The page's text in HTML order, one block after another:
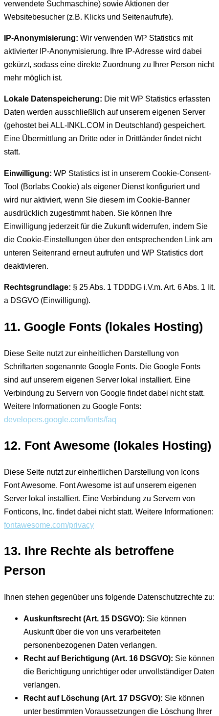
verwendete Suchmaschine) sowie Aktionen der
Websitebesucher (z.B. Klicks und Seitenaufrufe).
IP-Anonymisierung: Wir verwenden WP Statistics mit
aktivierter IP-Anonymisierung. Ihre IP-Adresse wird dabei
gekürzt, sodass eine direkte Zuordnung zu Ihrer Person nicht
mehr möglich ist.
Lokale Datenspeicherung: Die mit WP Statistics erfassten
Daten werden ausschließlich auf unserem eigenen Server
(gehostet bei ALL-INKL.COM in Deutschland) gespeichert.
Eine Übermittlung an Dritte oder in Drittländer findet nicht
statt.
Einwilligung: WP Statistics ist in unserem Cookie-Consent-
Tool (Borlabs Cookie) als eigener Dienst konfiguriert und
wird nur aktiviert, wenn Sie diesem im Cookie-Banner
ausdrücklich zugestimmt haben. Sie können Ihre
Einwilligung jederzeit für die Zukunft widerrufen, indem Sie
die Cookie-Einstellungen über den entsprechenden Link am
unteren Seitenrand erneut aufrufen und WP Statistics dort
deaktivieren.
Rechtsgrundlage: § 25 Abs. 1 TDDDG i.V.m. Art. 6 Abs. 1 lit.
a DSGVO (Einwilligung).
11. Google Fonts (lokales Hosting)
Diese Seite nutzt zur einheitlichen Darstellung von
Schriftarten sogenannte Google Fonts. Die Google Fonts
sind auf unserem eigenen Server lokal installiert. Eine
Verbindung zu Servern von Google findet dabei nicht statt.
Weitere Informationen zu Google Fonts:
developers.google.com/fonts/faq
12. Font Awesome (lokales Hosting)
Diese Seite nutzt zur einheitlichen Darstellung von Icons
Font Awesome. Font Awesome ist auf unserem eigenen
Server lokal installiert. Eine Verbindung zu Servern von
Fonticons, Inc. findet dabei nicht statt. Weitere Informationen:
fontawesome.com/privacy
13. Ihre Rechte als betroffene
Person
Ihnen stehen gegenüber uns folgende Datenschutzrechte zu:
Auskunftsrecht (Art. 15 DSGVO): Sie können
Auskunft über die von uns verarbeiteten
personenbezogenen Daten verlangen.
Recht auf Berichtigung (Art. 16 DSGVO): Sie können
die Berichtigung unrichtiger oder unvollständiger Daten
verlangen.
Recht auf Löschung (Art. 17 DSGVO): Sie können
unter bestimmten Voraussetzungen die Löschung Ihrer